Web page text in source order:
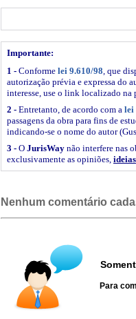
Importante:
1 - Conforme lei 9.610/98 , que
autorização prévia e expressa do
interesse, use o link localizado na
2 - Entretanto, de acordo com a lei
passagens da obra para fins de
indicando-se o nome do autor
3 - O JurisWay não interfere nas
exclusivamente as opiniões, ideias
Nenhum comentário
Para